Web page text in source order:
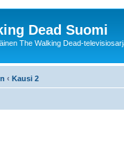
Dead Suomi
The Walking Dead-
‹ Kausi 2